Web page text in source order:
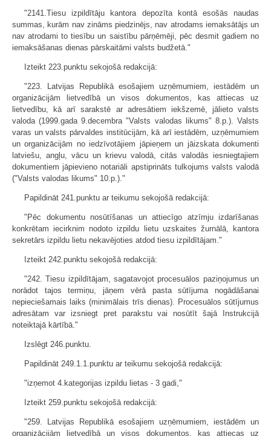
"2141.Tiesu izpildītāju kantora depozīta kontā esošās naudas
summas, kurām nav zināms piedzinējs, nav atrodams iemaksātājs un
nav atrodami to tiesību un saistību pārņēmēji, pēc desmit gadiem no
iemaksāšanas dienas pārskaitāmi valsts budžetā."
Izteikt 223.punktu sekojošā redakcijā:
"223. Latvijas Republikā esošajiem uzņēmumiem, iestādēm un
organizācijām lietvedībā un visos dokumentos, kas attiecas uz
lietvedību, kā arī sarakstē ar adresātiem iekšzemē, jālieto valsts
valoda (1999.gada 9.decembra "Valsts valodas likums" 8.p.). Valsts
varas un valsts pārvaldes institūcijām, kā arī iestādēm, uzņēmumiem
un organizācijām no iedzīvotājiem jāpieņem un jāizskata dokumenti
latviešu, angļu, vācu un krievu valodā, citās valodās iesniegtajiem
dokumentiem jāpievieno notariāli apstiprināts tulkojums valsts valodā
("Valsts valodas likums" 10.p.)."
Papildināt 241.punktu ar teikumu sekojošā redakcijā:
"Pēc dokumentu nosūtīšanas un attiecīgo atzīmju izdarīšanas
konkrētam iecirknim nodoto izpildu lietu uzskaites žurnālā, kantora
sekretārs izpildu lietu nekavējoties atdod tiesu izpildītājam."
Izteikt 242.punktu sekojošā redakcijā:
"242. Tiesu izpildītājam, sagatavojot procesuālos paziņojumus un
norādot tajos termiņu, jāņem vērā pasta sūtījuma nogādāšanai
nepieciešamais laiks (minimālais trīs dienas). Procesuālos sūtījumus
adresātam var izsniegt pret parakstu vai nosūtīt šajā Instrukcijā
noteiktajā kārtībā."
Izslēgt 246.punktu.
Papildināt 249.1.1.punktu ar teikumu sekojošā redakcijā:
"izņemot 4.kategorijas izpildu lietas - 3 gadi,"
Izteikt 259.punktu sekojošā redakcijā:
"259. Latvijas Republikā esošajiem uzņēmumiem, iestādēm un
organizācijām lietvedībā un visos dokumentos, kas attiecas uz